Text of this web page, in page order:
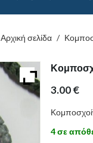
Αρχική σελίδα /
3.00€
4 σε